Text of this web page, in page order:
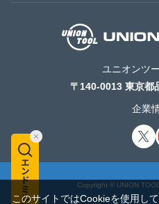
ユニオンツ
〒140-0013 東京都
企業
Copyright © UNION
このサイトではCookieを使用して